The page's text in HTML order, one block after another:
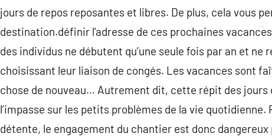
jours de repos reposantes et libres. De plus, cela vous
destination.définir l’adresse de ces prochaines
des individus ne débutent qu’une seule fois par an et
choisissant leur liaison de congés. Les vacances sont
chose de nouveau… Autrement dit, cette répit des jours
l’impasse sur les petits problèmes de la vie
détente, le engagement du chantier est donc